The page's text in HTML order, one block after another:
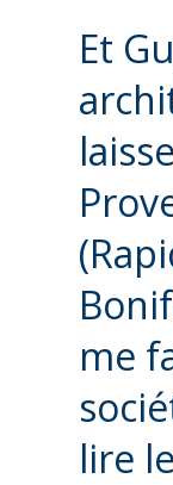
Et
me
lire